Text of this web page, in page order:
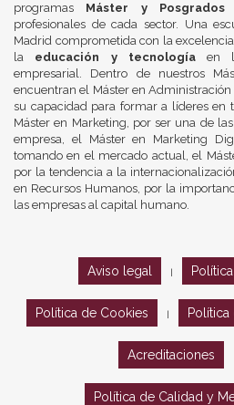
programas Máster y Posgrados
profesionales de cada sector. Una
Madrid comprometida con la
la educación y tecnologíaen
empresarial. Dentro de nuestros
encuentran el Máster en
su capacidad para formar a líderes en
Máster en Marketing, por ser una de
empresa, el Máster en Marketing
tomando en el mercado actual, el
por la tendencia a la
en Recursos Humanos, por la
las empresas al capital humano.
Aviso legal
Política de Cookies
Acreditaciones
Política de Calidad y